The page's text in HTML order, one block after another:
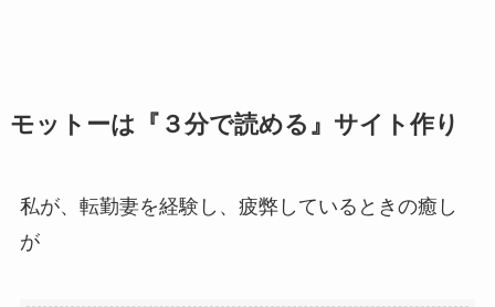
モットーは『３分で読める』サイト作り
私が、転勤妻を経験し、疲弊しているときの癒し
が